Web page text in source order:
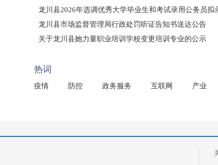
龙川县2026年选调优秀大学毕业生和考试录用公务员拟
龙川县市场监督管理局行政处罚听证告知书送达公告
（龙市监罚送告〔2026〕71号）
关于龙川县她力量职业培训学校变更培训专业的公示
热词
疫情 防控 政务服务 互联网 产业